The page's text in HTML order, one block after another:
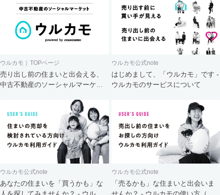
ウルカモ｜TOPページ
売り出し前の住まいと出会える、
中古不動産のソーシャルマーケッ
ウルカモ公式note
はじめまして、「ウルカモ」です -
ウルカモのサービスについて
ウルカモ公式note
あなたの住まいを「買うかも」な
人を探してみませんか？ - ウルカ
ウルカモ公式note
「売るかも」な住まいと出会いま
せんか？ - ウルカモの使い方（買